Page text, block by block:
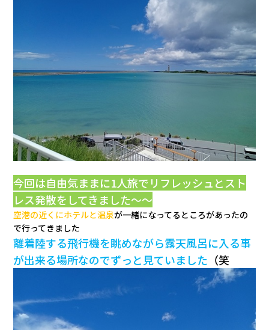
お問
今回は自由気ままに1人旅でリフレッシュとスト
レス発散をしてきました～～
空港の近くにホテルと温泉が一緒になってるところがあったの
で行ってきました
離着陸する飛行機を眺めながら露天風呂に入る事
が出来る場所なのでずっと見ていました （笑